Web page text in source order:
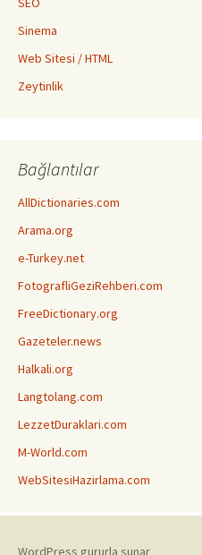
Sinema
Web Sitesi / HTML
Zeytinlik
Bağlantılar
AllDictionaries.com
Arama.org
e-Turkey.net
FotografliGeziRehberi.com
FreeDictionary.org
Gazeteler.news
Halkali.org
Langtolang.com
LezzetDuraklari.com
M-World.com
WebSitesiHazirlama.com
WordPress gururla sunar